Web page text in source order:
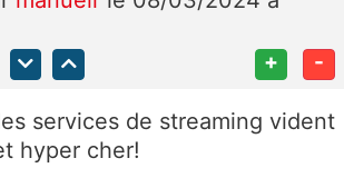
+ -
services de streaming vident
hyper cher!